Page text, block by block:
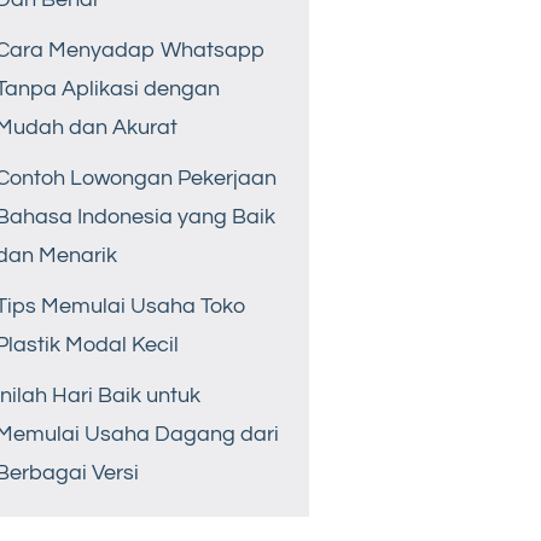
Menyadap Whatsapp
Aplikasi dengan
dan Akurat
Lowongan Pekerjaan
Indonesia yang Baik
Menarik
Memulai Usaha Toko
Modal Kecil
Hari Baik untuk
Usaha Dagang dari
Versi